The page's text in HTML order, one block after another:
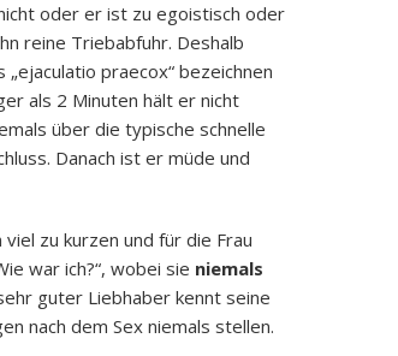
oder er ist zu egoistisch oder
reine Triebabfuhr. Deshalb
praecox“ bezeichnen
als 2 Minuten hält er nicht
über die typische schnelle
Danach ist er müde und
zu kurzen und für die Frau
war ich?“, wobei sie niemals
guter Liebhaber kennt seine
nach dem Sex niemals stellen.